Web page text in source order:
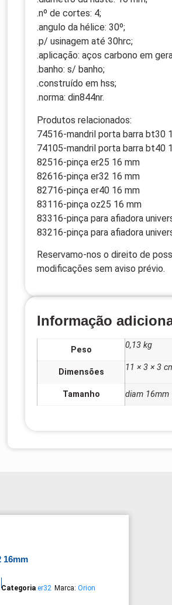
.nº de cortes: 4;
.angulo da hélice: 30º;
.p/ usinagem até 30hrc;
.aplicação: aços carbono em
.banho: s/ banho;
.construído em hss;
.norma: din844nr.
Produtos relacionados:
74516-mandril porta barra bt30
74105-mandril porta barra bt40
82516-pinça er25 16 mm
82616-pinça er32 16 mm
82716-pinça er40 16 mm
83116-pinça oz25 16 mm
83316-pinça para afiadora
83216-pinça para afiadora
Reservamo-nos o direito de
modificações sem aviso prévio.
Informação
Peso 0,13 kg
Dimensões 11 × 3 × 3
Tamanho diam 16mm
16mm
Categoria er32 Marca: Orion